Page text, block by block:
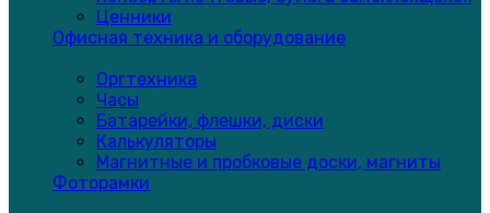
Ценники
Офисная техника и оборудование
Оргтехника
Часы
Батарейки, флешки, диски
Калькуляторы
Магнитные и пробковые доски, магниты
Фоторамки